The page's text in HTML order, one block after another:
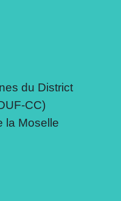
du District
CC)
la Moselle